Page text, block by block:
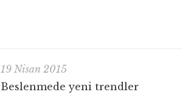
19 Nisan 2015
Beslenmede yeni trendler